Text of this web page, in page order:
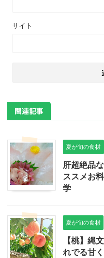
サイト
関連記事
夏が旬の食材
肝超絶品
ススメお
学
夏が旬の食材
【桃】縄
れでる甘